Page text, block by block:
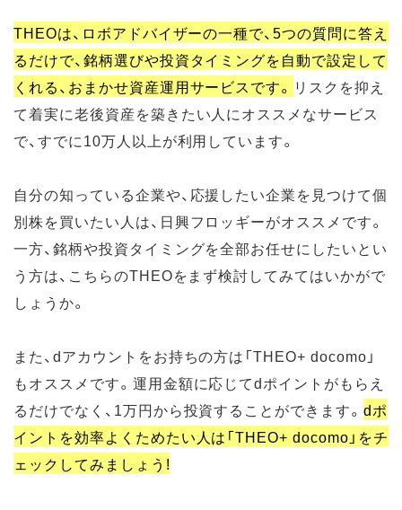
THEOは、ロボアドバイザーの一種で、5つの質問に答え
るだけで、銘柄選びや投資タイミングを自動で設定して
くれる、おまかせ資産運用サービスです。 リスクを抑え
て着実に老後資産を築きたい人にオススメなサービス
で、すでに10万人以上が利用しています。
自分の知っている企業や、応援したい企業を見つけて個
別株を買いたい人は、日興フロッギーがオススメです。
一方、銘柄や投資タイミングを全部お任せにしたいとい
う方は、こちらのTHEOをまず検討してみてはいかがで
しょうか。
また、dアカウントをお持ちの方は「THEO+ docomo」
もオススメです。運用金額に応じてdポイントがもらえ
るだけでなく、1万円から投資することができます。dポ
イントを効率よくためたい人は「THEO+ docomo」をチ
ェックしてみましょう!